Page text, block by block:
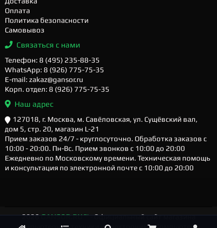
Оплата
Политика безопасности
Самовывоз
Связаться с нами
Телефон: 8 (495) 235-88-35
WhatsApp: 8 (926) 775-75-35
E-mail: zakaz@gansor.ru
Корп. отдел: 8 (926) 775-75-35
Наш адрес
127018, г. Москва, м. Савёловская, ул. Сущёвский вал,
дом 5, стр. 20, магазин L-21
Прием заказов 24/7 - круглосуточно. Обработка заказов с
10:00 - 20:00. Пн-Вс. Прием звонков с 10:00 до 20:00
Ежедневно по Московскому времени. Техническая помощь
и консультация по электронной почте с 10:00 до 20:00
2026GANSOR.RU ™- Официальный сайт магазина
компьютерной техники и электроники. Компьютеры